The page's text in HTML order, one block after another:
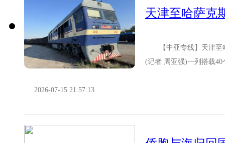
天津至哈萨克
【中亚专线】天津至
(记者 周亚强)一列搭载
2026-07-15 21:57:13